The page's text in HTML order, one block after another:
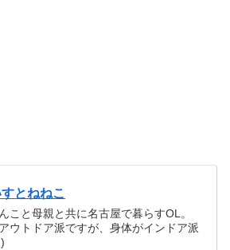
とねねこ
こと母親と共に名古屋で暮らすOL。
ウトドア派ですが、身体がインドア派